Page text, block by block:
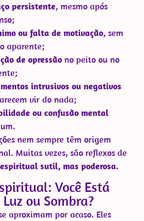
persistente, mesmo após
ou falta de motivação, sem
aparente;
de opressão no peito ou no
intrusivos ou negativos
vir do nada;
ou confusão mental
nem sempre têm origem
Muitas vezes, são reflexos de
sutil, mas poderosa.
Você Está
ou Sombra?
aproximam por acaso. Eles